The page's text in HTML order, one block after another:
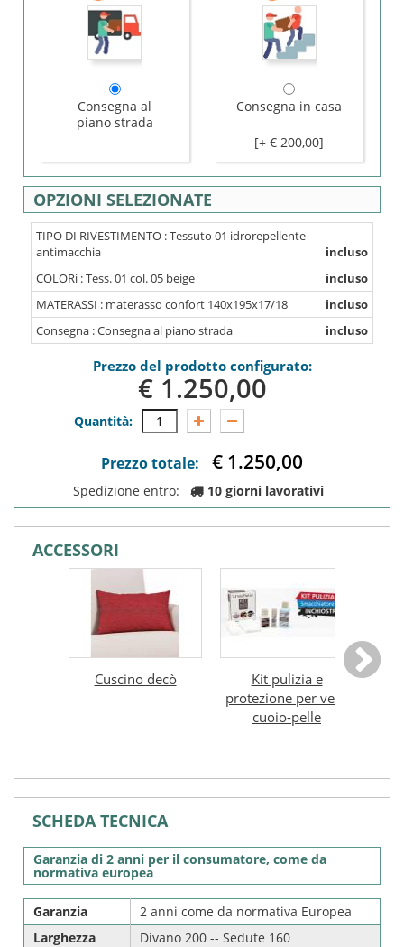
Consegna al
piano strada
Consegna in casa
[+ € 200,00]
OPZIONI SELEZIONATE
TIPO DI RIVESTIMENTO :Tessuto 01 idrorepellente
antimacchia
incluso
COLORi :Tess. 01 col. 05 beige
incluso
MATERASSI : materasso confort 140x195x17/18
incluso
Consegna :Consegna al piano strada incluso
Prezzo del prodotto configurato:
€ 1.250,0
Quantità:
Prezzo totale: € 1.250,0
Spedizione entro: 10 giorni lavorativi
ACCESSORI
Cuscino decò
Kit pulizia e
protezione per vero
cuoio-pelle
SCHEDA TECNICA
Garanzia di 2 anni per il consumatore, come da
normativa europea
Garanzia
2 anni come da normativa Europea
Larghezza
Divano 200 -- Sedute 160